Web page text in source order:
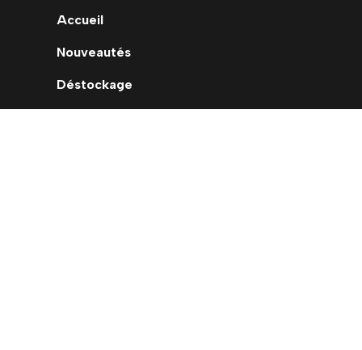
Accueil
Nouveautés
Déstockage